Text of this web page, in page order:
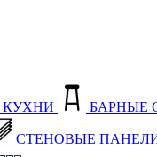
БАРНЫЕ
СТЕНОВЫЕ